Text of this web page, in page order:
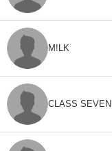
M!LK
CLASS SEVEN